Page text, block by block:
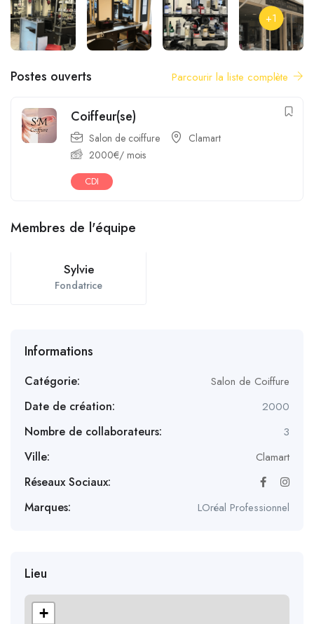
+1
Postes ouverts Parcourir la liste complète
Coiffeur(se)
Salon de coiffure
Clamart
2000€/ mois
CDI
Membres de l'équipe
Sylvie
Fondatrice
Informations
Catégorie: Salon de Coiffure
Date de création: 2000
Nombre de collaborateurs: 3
Ville: Clamart
Réseaux Sociaux:
Marques:
LOréal Professionnel
Lieu
+